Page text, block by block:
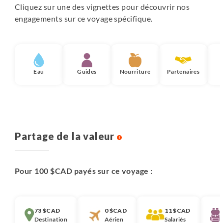
Cliquez sur une des vignettes pour découvrir nos
engagements sur ce voyage spécifique.
Eau Guides Nourriture Partenaires
Partage de la valeur
Pour 100 $CAD payés sur ce voyage :
73 $CAD
Destination
0 $CAD
Aérien
11 $CAD
Salariés